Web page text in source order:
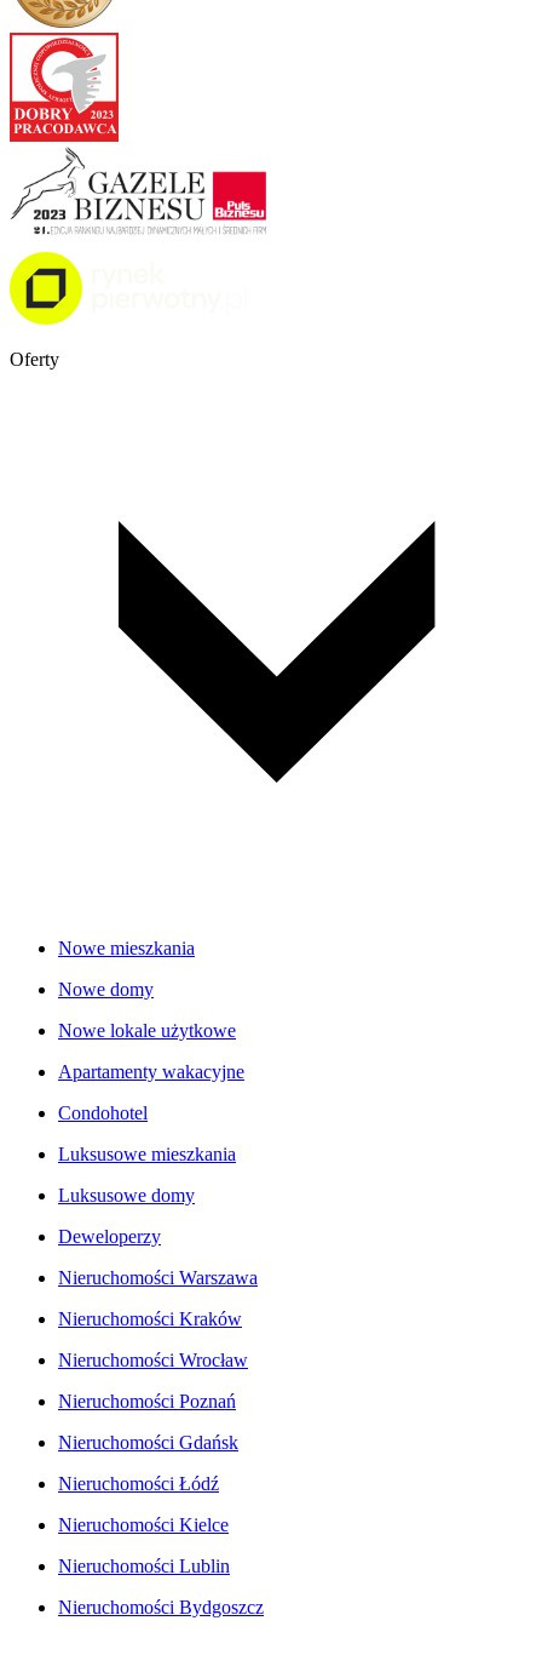
Oferty
Nowe mieszkania
Nowe domy
Nowe lokale użytkowe
Apartamenty wakacyjne
Condohotel
Luksusowe mieszkania
Luksusowe domy
Deweloperzy
Nieruchomości Warszawa
Nieruchomości Kraków
Nieruchomości Wrocław
Nieruchomości Poznań
Nieruchomości Gdańsk
Nieruchomości Łódź
Nieruchomości Kielce
Nieruchomości Lublin
Nieruchomości Bydgoszcz